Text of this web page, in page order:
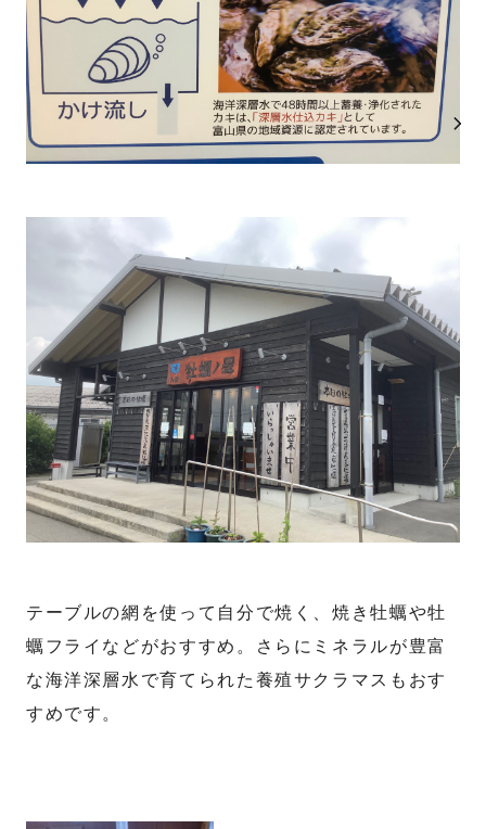
テーブルの網を使って自分で焼く、焼き牡蠣や牡
蠣フライなどがおすすめ。さらにミネラルが豊富
な海洋深層水で育てられた養殖サクラマスもおす
すめです。